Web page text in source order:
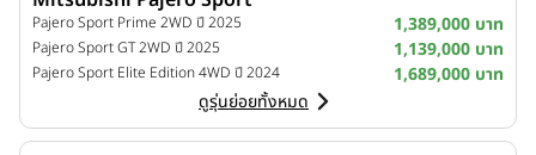
Pajero Sport Prime 2WD ปี 2025 1,389,000 บาท
Pajero Sport GT 2WD ปี 2025 1,139,000 บาท
Pajero Sport Elite Edition 4WD ปี 2024
1,689,000 บาท
ดูรุ่นย่อยทั้งหมด